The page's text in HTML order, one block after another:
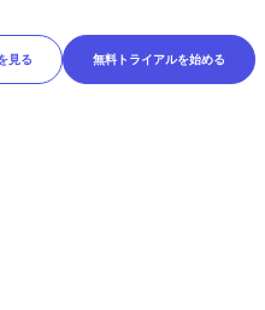
見る 無料トライアルを始める